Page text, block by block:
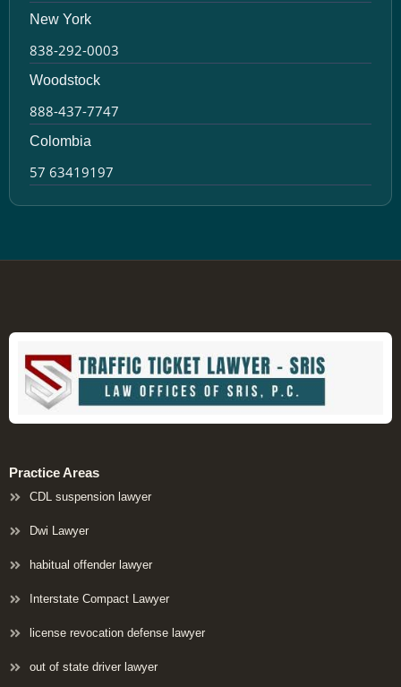
New York
838-292-0003
Woodstock
888-437-7747
Colombia
57 63419197
Practice Areas
CDL suspension lawyer
Dwi Lawyer
habitual offender lawyer
Interstate Compact Lawyer
license revocation defense lawyer
out of state driver lawyer